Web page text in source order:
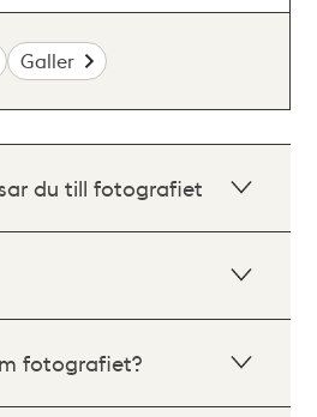
Galler
du till fotografiet
fotografiet?